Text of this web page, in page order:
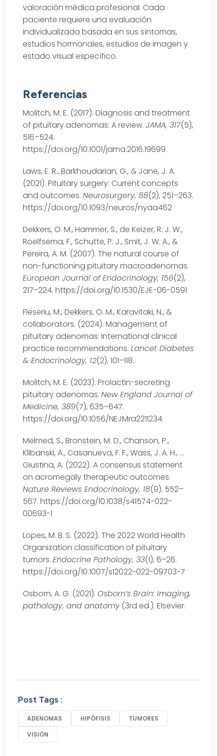
valoración médica profesional. Cada
paciente requiere una evaluación
individualizada basada en sus síntomas,
estudios hormonales, estudios de imagen y
estado visual específico.
Referencias
Molitch, M. E. (2017). Diagnosis and treatment
of pituitary adenomas: A review. JAMA, 317(5),
516–524.
https://doi.org/10.1001/jama.2016.19699
Laws, E. R., Barkhoudarian, G., & Jane, J. A.
(2021). Pituitary surgery: Current concepts
and outcomes. Neurosurgery, 88(2), 251–263.
https://doi.org/10.1093/neuros/nyaa462
Dekkers, O. M., Hammer, S., de Keizer, R. J. W.,
Roelfsema, F., Schutte, P. J., Smit, J. W. A., &
Pereira, A. M. (2007). The natural course of
non-functioning pituitary macroadenomas.
European Journal of Endocrinology, 156(2),
217–224. https://doi.org/10.1530/EJE-06-0591
Fleseriu, M., Dekkers, O. M., Karavitaki, N., &
collaborators. (2024). Management of
pituitary adenomas: International clinical
practice recommendations. Lancet Diabetes
& Endocrinology, 12(2), 101–118.
Molitch, M. E. (2023). Prolactin-secreting
pituitary adenomas. New England Journal of
Medicine, 389(7), 635–647.
https://doi.org/10.1056/NEJMra2211234
Melmed, S., Bronstein, M. D., Chanson, P.,
Klibanski, A., Casanueva, F. F., Wass, J. A. H., …
Giustina, A. (2022). A consensus statement
on acromegaly therapeutic outcomes.
Nature Reviews Endocrinology, 18(9), 552–
567. https://doi.org/10.1038/s41574-022-
00693-1
Lopes, M. B. S. (2022). The 2022 World Health
Organization classification of pituitary
tumors. Endocrine Pathology, 33(1), 6–26.
https://doi.org/10.1007/s12022-022-09703-7
Osborn, A. G. (2021). Osborn’s Brain: Imaging,
pathology, and anatomy (3rd ed.). Elsevier.
Post Tags :
ADENOMAS HIPÓFISIS
TUMORES
VISIÓN